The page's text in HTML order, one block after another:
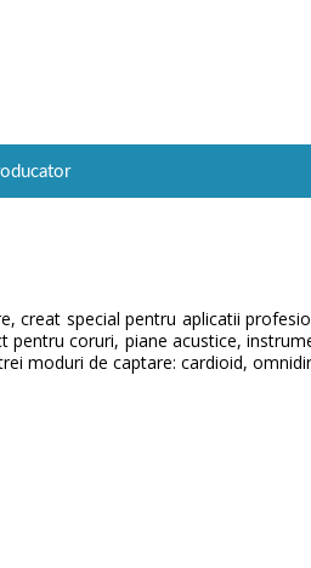
creat special pentru aplicatii
coruri, piane acustice,
moduri de captare: cardioid,